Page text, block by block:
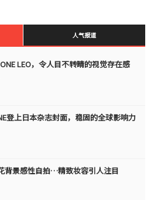
人气报道
ONE LEO，令人目不转睛的视觉存在感
登上日本杂志封面，稳固的全球影响力
背景感性自拍…精致妆容引人注目